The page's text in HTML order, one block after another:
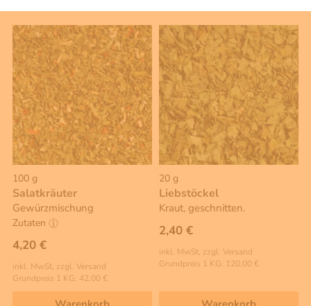
100 g
Salatkräuter
Gewürzmischung
Zutaten
4,20 €
inkl. MwSt, zzgl. Versand
Grundpreis 1 KG: 42,00 €
20 g
Liebstöckel
Kraut, geschnitten.
2,40 €
inkl. MwSt, zzgl. Versand
Grundpreis 1 KG: 120,00 €